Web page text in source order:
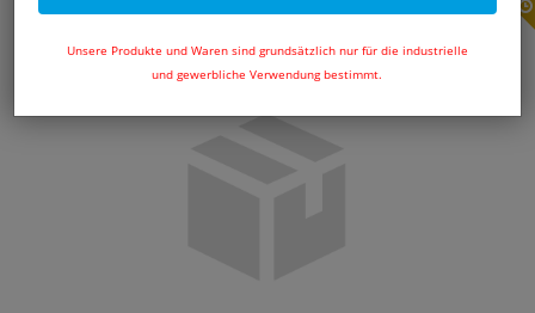
Unsere Produkte und Waren sind grundsätzlich nur für die industrielle
und gewerbliche Verwendung bestimmt.